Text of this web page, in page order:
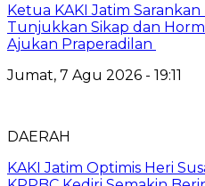
Ketua KAKI Jatim
Tunjukkan Sikap dan
Ajukan Praperadilan
Jumat, 7 Agu 2026 - 19:11
DAERAH
KAKI Jatim Optimis Heri